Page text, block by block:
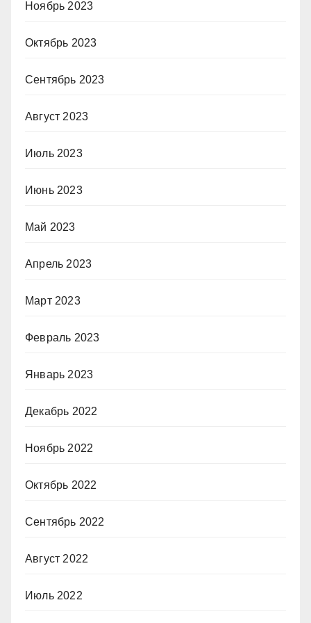
Ноябрь 2023
Октябрь 2023
Сентябрь 2023
Август 2023
Июль 2023
Июнь 2023
Май 2023
Апрель 2023
Март 2023
Февраль 2023
Январь 2023
Декабрь 2022
Ноябрь 2022
Октябрь 2022
Сентябрь 2022
Август 2022
Июль 2022